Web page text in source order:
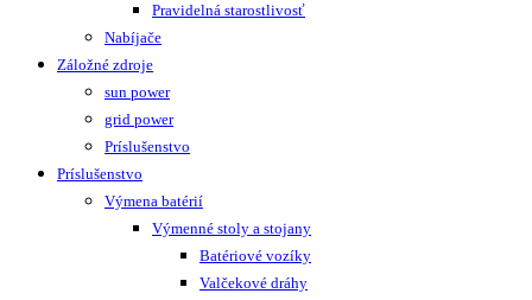
Pravidelná starostlivosť
Nabíjače
Záložné zdroje
sun power
grid power
Príslušenstvo
Príslušenstvo
Výmena batérií
Výmenné stoly a stojany
Batériové vozíky
Valčekové dráhy